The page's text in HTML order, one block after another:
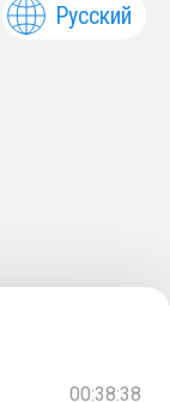
Русский
00:38:38